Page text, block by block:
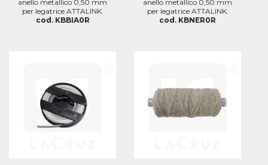
anello metallico 0,50 mm
per legatrice ATTALINK.
cod. KBBIA0R
anello metallico 0,50 mm
per legatrice ATTALINK.
cod. KBNER0R